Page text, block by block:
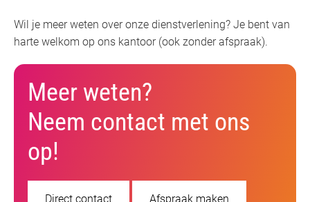
Wil je meer weten over onze dienstverlening? Je bent van
harte welkom op ons kantoor (ook zonder afspraak).
Meer weten?
Neem contact met ons
op!
Direct contact Afspraak maken